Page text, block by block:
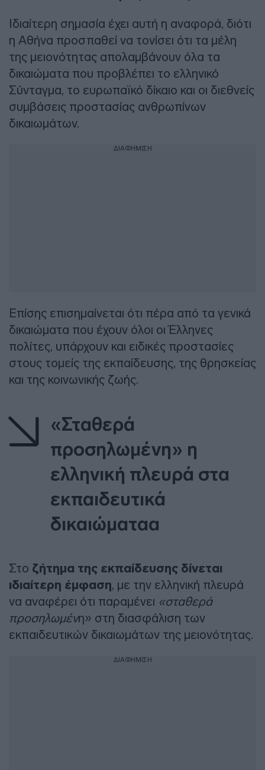
Ιδιαίτερη σημασία έχει αυτή η αναφορά, διότι
η Αθήνα προσπαθεί να τονίσει ότι τα μέλη
της μειονότητας απολαμβάνουν όλα τα
δικαιώματα που προβλέπει το ελληνικό
Σύνταγμα, το ευρωπαϊκό δίκαιο και οι διεθνείς
συμβάσεις προστασίας ανθρωπίνων
δικαιωμάτων.
ΔΙΑΦΗΜΙΣΗ
Επίσης επισημαίνεται ότι πέρα από τα γενικά
δικαιώματα που έχουν όλοι οι Έλληνες
πολίτες, υπάρχουν και ειδικές προστασίες
στους τομείς της εκπαίδευσης, της θρησκείας
και της κοινωνικής ζωής.
«Σταθερά
προσηλωμένη» η
ελληνική πλευρά στα
εκπαιδευτικά
δικαιώματαα
Στο ζήτημα της εκπαίδευσης δίνεται
ιδιαίτερη έμφαση, με την ελληνική πλευρά
να αναφέρει ότι παραμένει «σταθερά
προσηλωμένη» στη διασφάλιση των
εκπαιδευτικών δικαιωμάτων της μειονότητας.
ΔΙΑΦΗΜΙΣΗ